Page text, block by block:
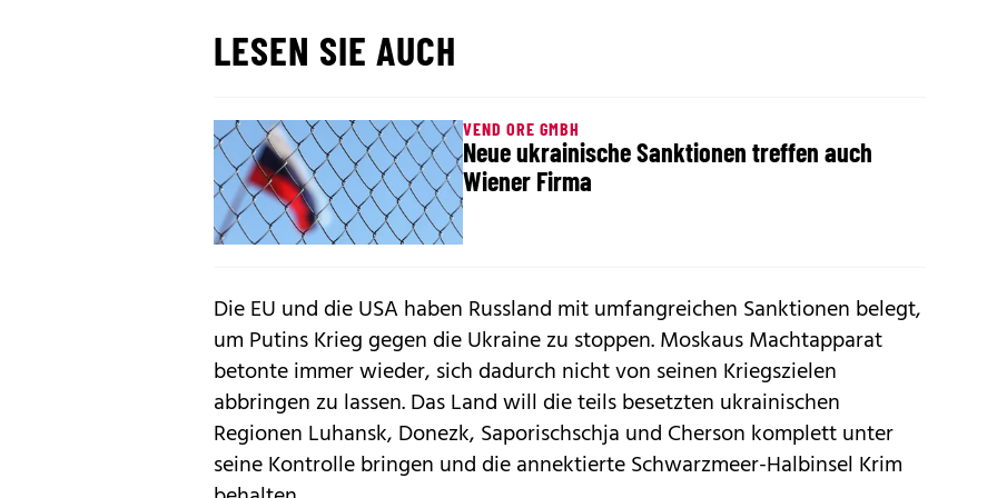
LESEN SIE AUCH
VEND ORE GMBH
Neue ukrainische Sanktionen treffen auch
Wiener Firma
Die EU und die USA haben Russland mit umfangreichen Sanktionen belegt,
um Putins Krieg gegen die Ukraine zu stoppen. Moskaus Machtapparat
betonte immer wieder, sich dadurch nicht von seinen Kriegszielen
abbringen zu lassen. Das Land will die teils besetzten ukrainischen
Regionen Luhansk, Donezk, Saporischschja und Cherson komplett unter
seine Kontrolle bringen und die annektierte Schwarzmeer-Halbinsel Krim